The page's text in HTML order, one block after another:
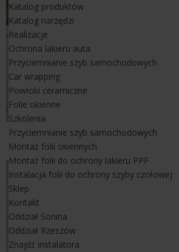
Katalog produktów
Katalog narzędzi
Realizacje
Ochrona lakieru auta
Przyciemnianie szyb samochodowych
Car wrapping
Powłoki ceramiczne
Folie okienne
Szkolenia
Przyciemnianie szyb samochodowych
Montaż folii okiennych
Montaż folii do ochrony lakieru PPF
Instalacja folii do ochrony szyby czołowej
Sklep
Kontakt
Oddział Sonina
Oddział Rzeszów
Znajdź instalatora
Toyota Yaris Cross